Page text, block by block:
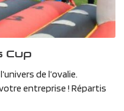
Cup
de l’ovalie.
entreprise ! Répartis